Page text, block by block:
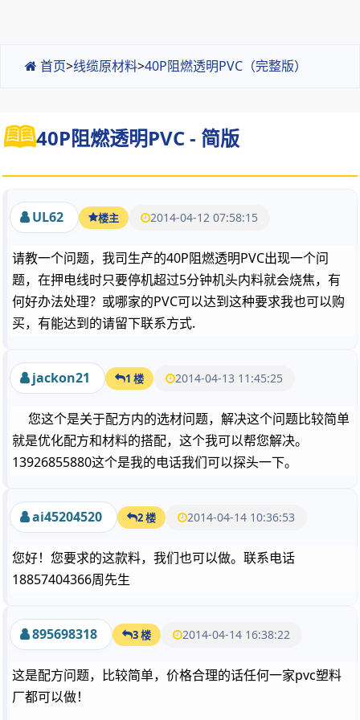
首页>线缆原材料>40P阻燃透明PVC（完整版）
40P阻燃透明PVC - 简版
UL62 楼主 2014-04-12 07:58:15
请教一个问题，我司生产的40P阻燃透明PVC出现一个问
题，在押电线时只要停机超过5分钟机头内料就会烧焦，有
何好办法处理？或哪家的PVC可以达到这种要求我也可以购
买，有能达到的请留下联系方式.
jackon21 1 楼 2014-04-13 11:45:25
您这个是关于配方内的选材问题，解决这个问题比较简单
就是优化配方和材料的搭配，这个我可以帮您解决。
13926855880这个是我的电话我们可以探头一下。
ai45204520 2 楼 2014-04-14 10:36:53
您好！您要求的这款料，我们也可以做。联系电话
18857404366周先生
895698318 3 楼 2014-04-14 16:38:22
这是配方问题，比较简单，价格合理的话任何一家pvc塑料
厂都可以做！